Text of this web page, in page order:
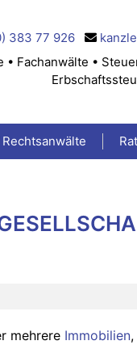
383 77 926
• Fachanwälte •
mehrere Immobilien